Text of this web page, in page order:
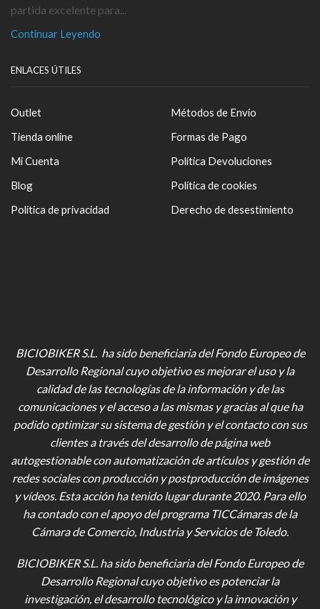
partida excelente para...
Continuar Leyendo
ENLACES ÚTILES
Outlet
Tienda online
Mi Cuenta
Blog
Política de privacidad
Métodos de Envío
Formas de Pago
Política Devoluciones
Política de cookies
Derecho de desestimiento
BICIOBIKER S.L. ha sido beneficiaria del Fondo Europeo de
Desarrollo Regional cuyo objetivo es mejorar el uso y la
calidad de las tecnologías de la información y de las
comunicaciones y el acceso a las mismas y gracias al que ha
podido optimizar su sistema de gestión y el contacto con sus
clientes a través del desarrollo de página web
autogestionable con automatización de artículos y gestión de
redes sociales con producción y postproducción de imágenes
y vídeos. Esta acción ha tenido lugar durante 2020. Para ello
ha contado con el apoyo del programa TICCámaras de la
Cámara de Comercio, Industria y Servicios de Toledo.
BICIOBIKER S.L. ha sido beneficiaria del Fondo Europeo de
Desarrollo Regional cuyo objetivo es potenciar la
investigación, el desarrollo tecnológico y la innovación y